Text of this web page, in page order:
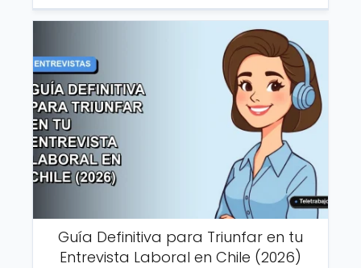
Guía Definitiva para Triunfar en tu
Entrevista Laboral en Chile (2026)